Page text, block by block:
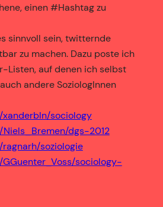
einen #Hashtag zu
sinnvoll sein, twitternde
zu machen. Dazu poste ich
Listen, auf denen ich selbst
andere SoziologInnen
sociology
dgs-2012
soziologie
sociology-